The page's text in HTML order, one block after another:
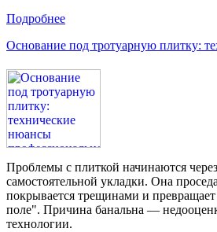
Подробнее
Основание под тротуарную плитку:
Проблемы с плиткой начинаются
самостоятельной укладки. Она
покрывается трещинами и
поле". Причина банальна —
технологии.